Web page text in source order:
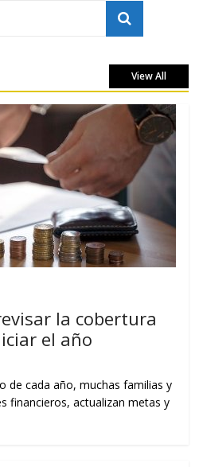
View All
la cobertura
el año
de cada año, muchas familias y
financieros, actualizan metas y